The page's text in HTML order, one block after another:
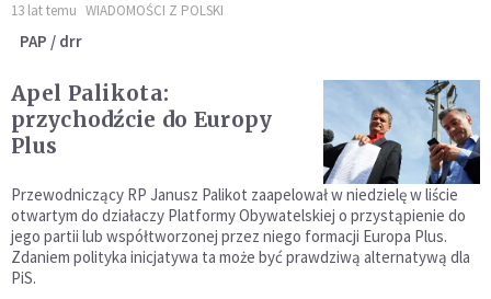
13 lat temu WIADOMOŚCI Z POLSKI
PAP / drr
Apel Palikota:
przychodźcie do Europy
Plus
Przewodniczący RP Janusz Palikot zaapelował w niedzielę w liście
otwartym do działaczy Platformy Obywatelskiej o przystąpienie do
jego partii lub współtworzonej przez niego formacji Europa Plus.
Zdaniem polityka inicjatywa ta może być prawdziwą alternatywą dla
PiS.